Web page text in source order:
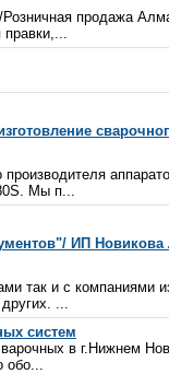
продажа
производителя
Мы п...
ИП Новикова
так и с компаниями
...
систем
в г.Нижнем
обо...